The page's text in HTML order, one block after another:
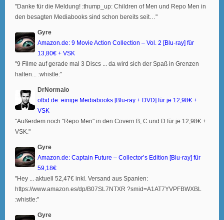
"Danke für die Meldung! :thump_up: Children of Men und Repo Men in
den besagten Mediabooks sind schon bereits seit…"
Gyre
Amazon.de: 9 Movie Action Collection – Vol. 2 [Blu-ray] für
13,80€ + VSK
"9 Filme auf gerade mal 3 Discs ... da wird sich der Spaß in Grenzen
halten... :whistle:"
DrNormalo
ofbd.de: einige Mediabooks [Blu-ray + DVD] für je 12,98€ +
VSK
"Außerdem noch "Repo Men" in den Covern B, C und D für je 12,98€ +
VSK."
Gyre
Amazon.de: Captain Future – Collector’s Edition [Blu-ray] für
59,18€
"Hey ... aktuell 52,47€ inkl. Versand aus Spanien:
https://www.amazon.es/dp/B07SL7NTXR ?smid=A1AT7YVPFBWXBL
:whistle:"
Gyre